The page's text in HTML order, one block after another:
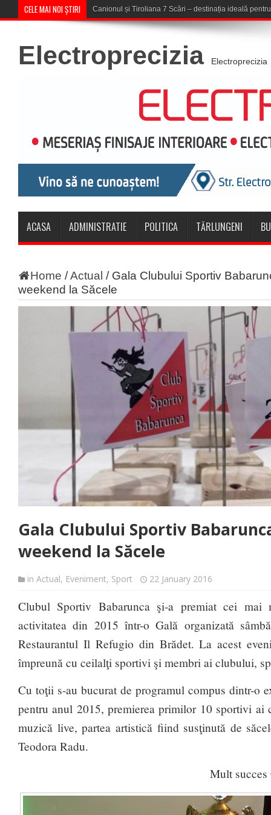
CELE MAI NOI ȘTIRI Concert în aer liber la Kom
Electroprecizia Electroprecizia
ACASA ADMINISTRATIE POLITICA TĂRLUNGENI
Home /Actual / Gala Clubului Sportiv
weekend la Săcele
Gala Clubului Sportiv
weekend la Săcele
in Actual, Eveniment, Sport 22 January 2016
Clubul Sportiv Babarunca şi-a premiat cei mai
activitatea din 2015 într-o Gală organizată
Restaurantul Il Refugio din Brădet. La acest
împreună cu ceilalţi sportivi şi membri ai clubului,
Cu toţii s-au bucurat de programul compus dintr-o
pentru anul 2015, premierea primilor 10 sportivi ai
muzică live, partea artistică fiind susţinută de
Teodora Radu.
Mult